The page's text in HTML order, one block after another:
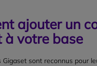
ajouter un
à votre base
Gigaset sont reconnus pour